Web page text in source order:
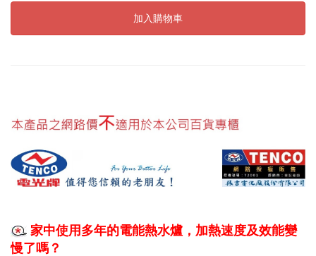
加入購物車
家中使用多年的電能熱水爐，加熱速度及效能變
慢了嗎？